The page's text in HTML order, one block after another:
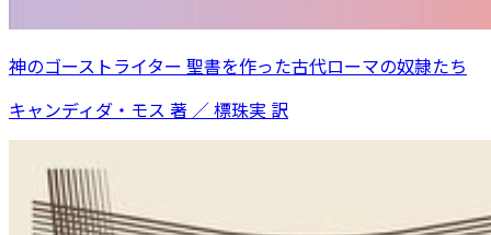
神のゴーストライター 聖書を作った古代ローマの奴隷たち
キャンディダ・モス 著 ／ 標珠実 訳